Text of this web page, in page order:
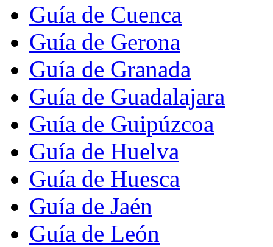
Guía de Cuenca
Guía de Gerona
Guía de Granada
Guía de Guadalajara
Guía de Guipúzcoa
Guía de Huelva
Guía de Huesca
Guía de Jaén
Guía de León